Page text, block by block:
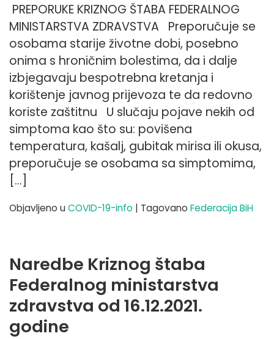
PREPORUKE KRIZNOG ŠTABA FEDERALNOG
MINISTARSTVA ZDRAVSTVA Preporučuje se
osobama starije životne dobi, posebno
onima s hroničnim bolestima, da i dalje
izbjegavaju bespotrebna kretanja i
korištenje javnog prijevoza te da redovno
koriste zaštitnu U slučaju pojave nekih od
simptoma kao što su: povišena
temperatura, kašalj, gubitak mirisa ili okusa,
preporučuje se osobama sa simptomima,
[…]
Objavljeno u COVID-19-info | Tagovano Federacija BiH
Naredbe Kriznog štaba
Federalnog ministarstva
zdravstva od 16.12.2021.
godine